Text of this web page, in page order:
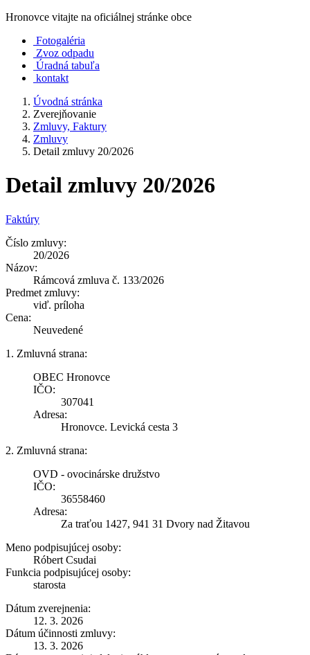
Hronovce vitajte na oficiálnej stránke obce
Fotogaléria
Zvoz odpadu
Úradná tabuľa
kontakt
Úvodná stránka
Zverejňovanie
Zmluvy, Faktury
Zmluvy
Detail zmluvy 20/2026
Detail zmluvy 20/2026
Faktúry
Číslo zmluvy:
20/2026
Názov:
Rámcová zmluva č. 133/2026
Predmet zmluvy:
viď. príloha
Cena:
Neuvedené
1. Zmluvná strana:
OBEC Hronovce
IČO:
307041
Adresa:
Hronovce. Levická cesta 3
2. Zmluvná strana:
OVD - ovocinárske družstvo
IČO:
36558460
Adresa:
Za traťou 1427, 941 31 Dvory nad Žitavou
Meno podpisujúcej osoby:
Róbert Csudai
Funkcia podpisujúcej osoby:
starosta
Dátum zverejnenia:
12. 3. 2026
Dátum účinnosti zmluvy:
13. 3. 2026